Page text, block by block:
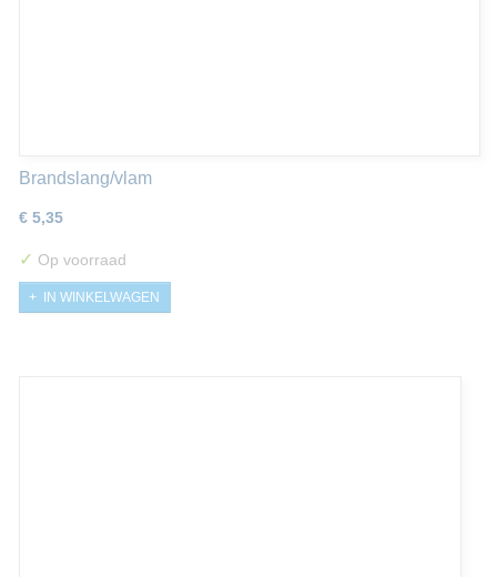
Brandslang/vlam
€ 5,35
✓ Op voorraad
IN WINKELWAGEN